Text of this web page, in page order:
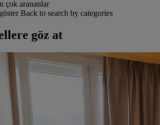
çok arananlar
Back to search by categories
göz at